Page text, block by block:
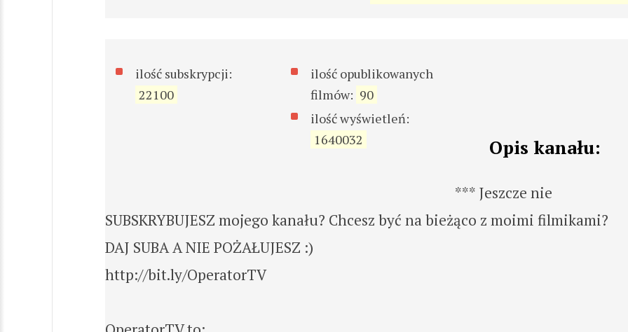
ilość subskrypcji:
22100
ilość opublikowanych
filmów: 90
ilość wyświetleń:
1640032
Opis kanału:
*** Jeszcze nie
SUBSKRYBUJESZ mojego kanału? Chcesz być na bieżąco z moimi filmikami?
DAJ SUBA A NIE POŻAŁUJESZ :)
http://bit.ly/OperatorTV